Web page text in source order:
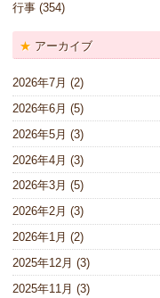
行事 (354)
アーカイブ
2026年7月 (2)
2026年6月 (5)
2026年5月 (3)
2026年4月 (3)
2026年3月 (5)
2026年2月 (3)
2026年1月 (2)
2025年12月 (3)
2025年11月 (3)